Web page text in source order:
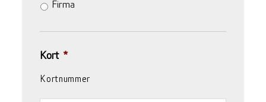
Firma
Kort *
Kortnummer